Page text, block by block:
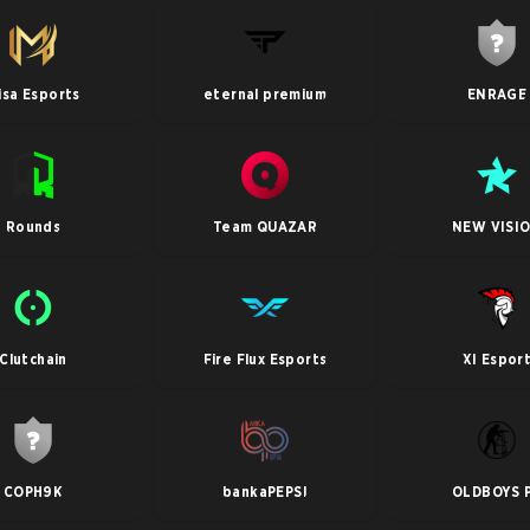
Esports eternal premium ENRAGE
Rounds Team QUAZAR NEW
Clutchain Fire Flux Esports XI Esport
COPH9K bankaPEPSI OLDBOYS